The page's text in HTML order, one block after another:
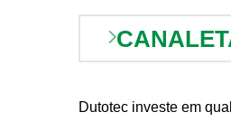
Dutotec investe em